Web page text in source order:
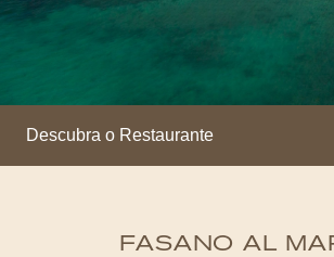
CONTATO
Descubra o Restaurante
FASANO AL